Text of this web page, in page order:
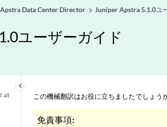
Data Center Director Juniper Apstra 5.1.0ユ
ユーザーガイド
keyboard_arrow_left
all この機械翻訳はお役に立ちましたでしょう
免責事項: